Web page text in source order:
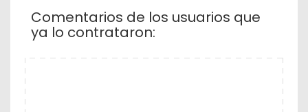
Comentarios de los usuarios que
ya lo contrataron: